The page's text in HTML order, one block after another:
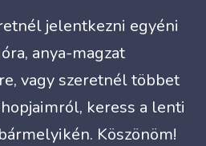
jelentkezni egyéni
anya-magzat
vagy szeretnél többet
keress a lenti
Köszönöm!